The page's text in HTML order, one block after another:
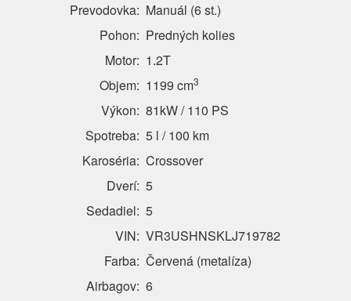
Prevodovka: Manuál (6 st.)
Pohon: Predných kolies
Motor: 1.2T
Objem: 1199 cm3
Výkon: 81kW / 110 PS
Spotreba: 5 l / 100 km
Karoséria: Crossover
Dverí: 5
Sedadiel: 5
VIN: VR3USHNSKLJ719782
Farba: Červená (metalíza)
Airbagov: 6